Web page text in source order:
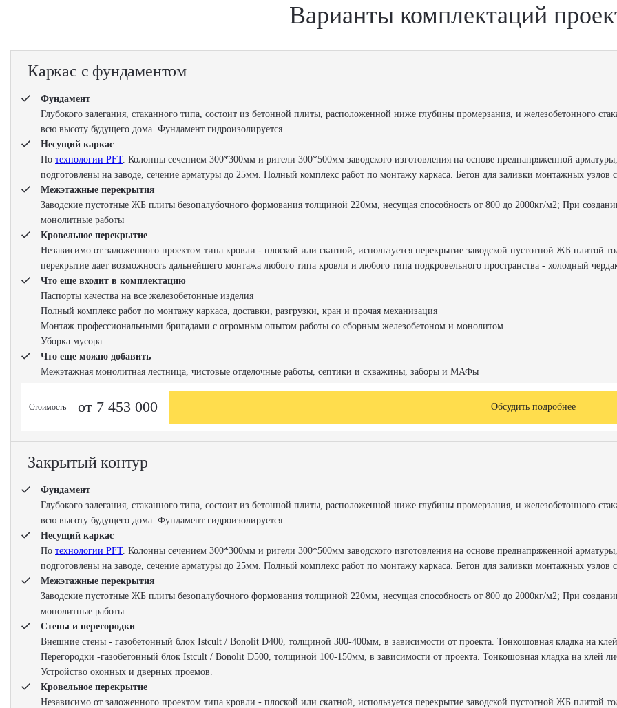
Варианты комплектаций
Каркас с фундаментом
Фундамент
Глубокого залегания, стаканного типа, состоит из бетонной плиты, расположенной ниже глубины промерзания, и железобетонного
всю высоту будущего дома. Фундамент гидроизолируется.
Несущий каркас
По технологии PFT. Колонны сечением 300*300мм и ригели 300*500мм заводского изготовления на основе преднапряженной
подготовлены на заводе, сечение арматуры до 25мм. Полный комплекс работ по монтажу каркаса. Бетон для заливки монтажных
Межэтажные перекрытия
Заводские пустотные ЖБ плиты безопалубочного формования толщиной 220мм, несущая способность от 800 до 2000кг/м2; При
монолитные работы
Кровельное перекрытие
Независимо от заложенного проектом типа кровли - плоской или скатной, используется перекрытие заводской пустотной ЖБ плитой
перекрытие дает возможность дальнейшего монтажа любого типа кровли и любого типа подкровельного пространства - холодный
Что еще входит в комплектацию
Паспорты качества на все железобетонные изделия
Полный комплекс работ по монтажу каркаса, доставки, разгрузки, кран и прочая механизация
Монтаж профессиональными бригадами с огромным опытом работы со сборным железобетоном и монолитом
Уборка мусора
Что еще можно добавить
Межэтажная монолитная лестница, чистовые отделочные работы, септики и скважины, заборы и МАФы
Стоимость от 7 453 000 Обсудить подробнее
Закрытый контур
Фундамент
Глубокого залегания, стаканного типа, состоит из бетонной плиты, расположенной ниже глубины промерзания, и железобетонного
всю высоту будущего дома. Фундамент гидроизолируется.
Несущий каркас
По технологии PFT. Колонны сечением 300*300мм и ригели 300*500мм заводского изготовления на основе преднапряженной
подготовлены на заводе, сечение арматуры до 25мм. Полный комплекс работ по монтажу каркаса. Бетон для заливки монтажных
Межэтажные перекрытия
Заводские пустотные ЖБ плиты безопалубочного формования толщиной 220мм, несущая способность от 800 до 2000кг/м2; При
монолитные работы
Стены и перегородки
Внешние стены - газобетонный блок Istcult / Bonolit D400, толщиной 300-400мм, в зависимости от проекта. Тонкошовная кладка на
Перегородки -газобетонный блок Istcult / Bonolit D500, толщиной 100-150мм, в зависимости от проекта. Тонкошовная кладка на клей
Устройство оконных и дверных проемов.
Кровельное перекрытие
Независимо от заложенного проектом типа кровли - плоской или скатной, используется перекрытие заводской пустотной ЖБ плитой